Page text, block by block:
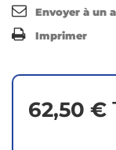
Envoyer à un
Imprimer
62,50 €